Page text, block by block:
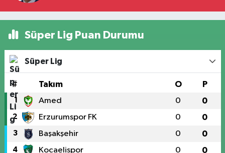
Süper Lig Puan Durumu
Süper Lig
# Takım O P
1 Amed 0 0
2 Erzurumspor FK 0 0
3 Başakşehir 0 0
4 Kocaelispor 0 0